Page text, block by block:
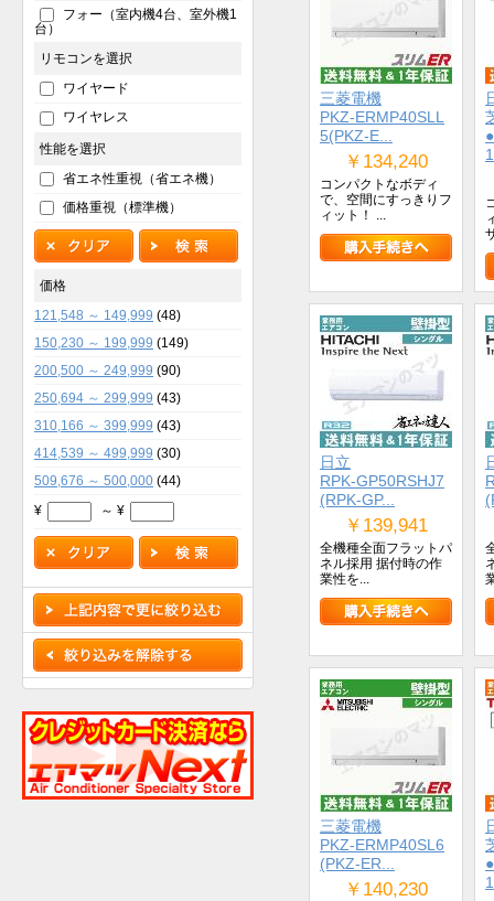
三菱電機
PKZ-ERMP40SLL
5(PKZ-E...
￥134,240
コンパクトなボディ
で、空間にすっきりフ
ィット！ ...
日立
RPK-GP50RSHJ7
(RPK-GP...
￥139,941
全機種全面フラットパ
ネル採用 据付時の作
業性を...
三菱電機
PKZ-ERMP40SL6
(PKZ-ER...
￥140,230
フォー（室内機4台、室外機1
台）
リモコンを選択
ワイヤード
ワイヤレス
性能を選択
省エネ性重視（省エネ機）
価格重視（標準機）
価格
121,548 ～ 149,999 (48)
150,230 ～ 199,999 (149)
200,500 ～ 249,999 (90)
250,694 ～ 299,999 (43)
310,166 ～ 399,999 (43)
414,539 ～ 499,999 (30)
509,676 ～ 500,000 (44)
¥
～ ¥